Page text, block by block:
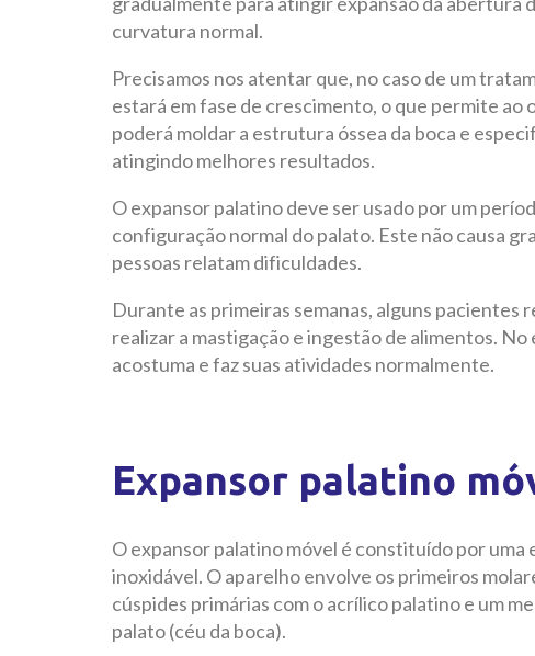
curvatura normal.
Precisamos nos atentar que, no caso de um
estará em fase de crescimento, o que permite
poderá moldar a estrutura óssea da boca e
atingindo melhores resultados.
O expansor palatino deve ser usado por um
configuração normal do palato. Este não causa
pessoas relatam dificuldades.
Durante as primeiras semanas, alguns pacientes
realizar a mastigação e ingestão de alimentos.
acostuma e faz suas atividades normalmente.
Expansor palatino
O expansor palatino móvel é constituído por
inoxidável. O aparelho envolve os primeiros
cúspides primárias com o acrílico palatino e um
palato (céu da boca).